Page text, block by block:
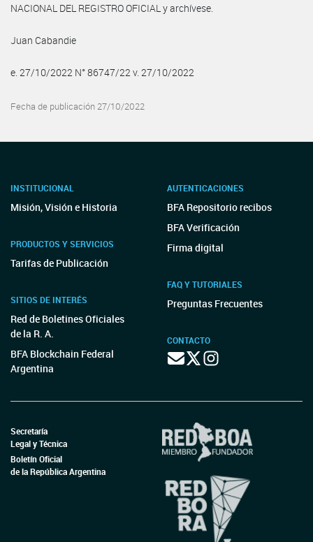
NACIONAL DEL REGISTRO OFICIAL y archívese.
Juan Cabandie
e. 27/10/2022 N° 86747/22 v. 27/10/2022
Fecha de publicación 27/10/2022
INSTITUCIONAL
Misión, Visión e Historia
PRODUCTOS Y SERVICIOS
Tarifas de Publicación
SITIOS DE INTERÉS
Red de Boletines Oficiales
de la R. A.
BFA Blockchain Federal
Argentina
AUTENTICACIONES
BFA Repositorio recibos
BFA Verificación
Firma digital
FAQ Y TUTORIALES
Preguntas Frecuentes
CONTACTO
Secretaría
Legal y Técnica
Boletín Oficial
de la República Argentina